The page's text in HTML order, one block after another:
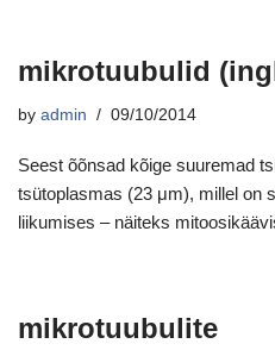
mikrotuubulid
by admin 09/10/2014
Seest õõnsad kõige suuremad
tsütoplasmas (23 μm), millel on
liikumises – näiteks
mikrotuubulite